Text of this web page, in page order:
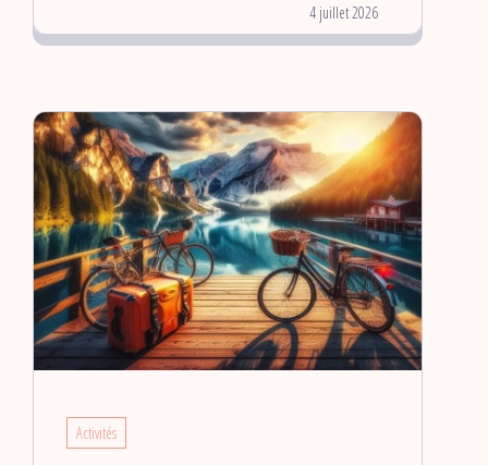
4 juillet 2026
Activités